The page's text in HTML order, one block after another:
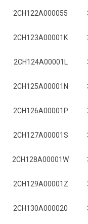
2CH122A000055
2CH123A00001K
2CH124A00001L
2CH125A00001N
2CH126A00001P
2CH127A00001S
2CH128A00001W
2CH129A00001Z
2CH130A000020